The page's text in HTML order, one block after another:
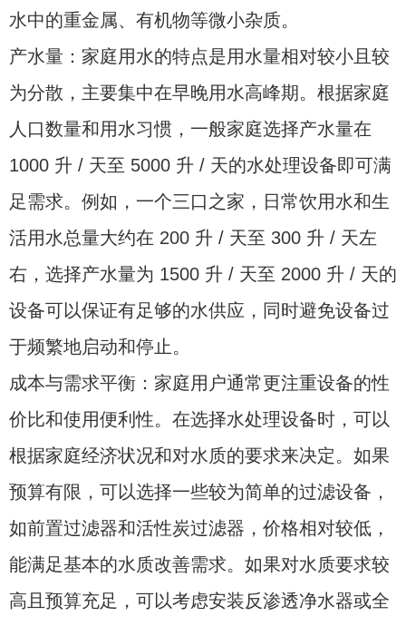
水中的重金属、有机物等微小杂质。
产水量：家庭用水的特点是用水量相对较小且较
为分散，主要集中在早晚用水高峰期。根据家庭
人口数量和用水习惯，一般家庭选择产水量在
1000 升 / 天至 5000 升 / 天的水处理设备即可满
足需求。例如，一个三口之家，日常饮用水和生
活用水总量大约在 200 升 / 天至 300 升 / 天左
右，选择产水量为 1500 升 / 天至 2000 升 / 天的
设备可以保证有足够的水供应，同时避免设备过
于频繁地启动和停止。
成本与需求平衡：家庭用户通常更注重设备的性
价比和使用便利性。在选择水处理设备时，可以
根据家庭经济状况和对水质的要求来决定。如果
预算有限，可以选择一些较为简单的过滤设备，
如前置过滤器和活性炭过滤器，价格相对较低，
能满足基本的水质改善需求。如果对水质要求较
高且预算充足，可以考虑安装反渗透净水器或全